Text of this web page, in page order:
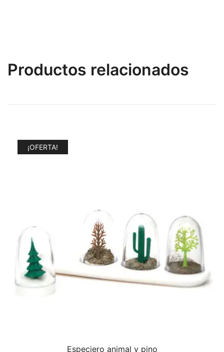
Productos relacionados
¡OFERTA!
Especiero animal y pino